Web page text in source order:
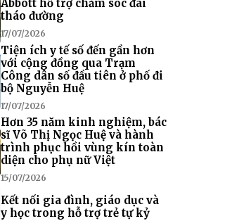
Abbott hỗ trợ chăm sóc đái
tháo đường
17/07/2026
Tiện ích y tế số đến gần hơn
với cộng đồng qua Trạm
Công dân số đầu tiên ở phố đi
bộ Nguyễn Huệ
17/07/2026
Hơn 35 năm kinh nghiệm, bác
sĩ Võ Thị Ngọc Huệ và hành
trình phục hồi vùng kín toàn
diện cho phụ nữ Việt
15/07/2026
Kết nối gia đình, giáo dục và
y học trong hỗ trợ trẻ tự kỷ